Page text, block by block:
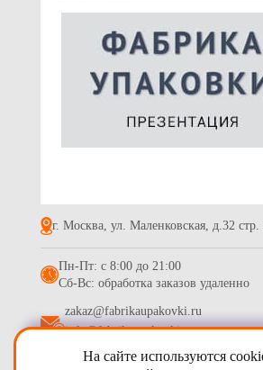
г. Москва, ул. Маленковская, д.32 стр.
Пн-Пт: с 8:00 до 21:00
Сб-Вс: обработка заказов удаленно
zakaz@fabrikaupakovki.ru
info@fabrikaupakovki.ru
На сайте используются